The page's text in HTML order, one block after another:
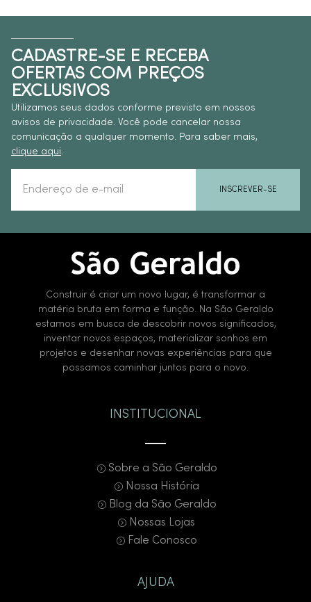
CADASTRE-SE E RECEBA
OFERTAS COM PREÇOS
EXCLUSIVOS
Utilizamos seus dados conforme previsto em nossos
avisos de privacidade. Você pode cancelar nossa
comunicação a qualquer momento. Para saber mais,
clique aqui.
INSCREVER-SE
Construir é criar um novo lugar, é transformar a
matéria bruta em forma e função. Na São Geraldo
estamos em busca de descobrir novos significados,
inventar novos espaços, materializar sonhos em
projetos e desenhar novas experiências para que
possamos caminhar juntos para o novo.
INSTITUCIONAL
Sobre a São Geraldo
Nossa História
Blog da São Geraldo
Nossas Lojas
Fale Conosco
AJUDA